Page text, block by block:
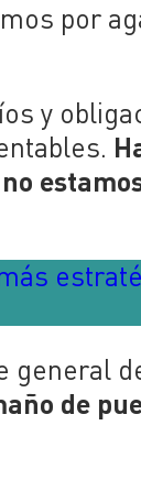
por
y
general
de